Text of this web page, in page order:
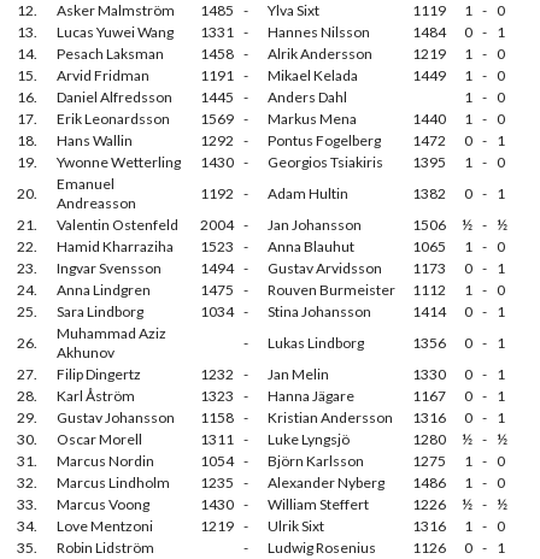
12.
Asker Malmström 1485 - Ylva Sixt 1119 1 - 0
13.
Lucas Yuwei Wang 1331 - Hannes Nilsson 1484 0 - 1
14.
Pesach Laksman 1458 - Alrik Andersson 1219 1 - 0
15.
Arvid Fridman 1191 - Mikael Kelada 1449 1 - 0
16.
Daniel Alfredsson 1445 - Anders Dahl 1 - 0
17.
Erik Leonardsson 1569 - Markus Mena 1440 1 - 0
18.
Hans Wallin 1292 - Pontus Fogelberg 1472 0 - 1
19.
Ywonne Wetterling 1430 - Georgios Tsiakiris 1395 1 - 0
20.
Emanuel
Andreasson
1192 - Adam Hultin 1382 0 - 1
21.
Valentin Ostenfeld 2004 - Jan Johansson 1506 ½ - ½
22.
Hamid Kharraziha 1523 - Anna Blauhut 1065 1 - 0
23.
Ingvar Svensson 1494 - Gustav Arvidsson 1173 0 - 1
24.
Anna Lindgren 1475 - Rouven Burmeister 1112 1 - 0
25.
Sara Lindborg 1034 - Stina Johansson 1414 0 - 1
26.
Muhammad Aziz
Akhunov
- Lukas Lindborg 1356 0 - 1
27.
Filip Dingertz 1232 - Jan Melin 1330 0 - 1
28.
Karl Åström 1323 - Hanna Jägare 1167 0 - 1
29.
Gustav Johansson 1158 - Kristian Andersson 1316 0 - 1
30.
Oscar Morell 1311 - Luke Lyngsjö 1280 ½ - ½
31.
Marcus Nordin 1054 - Björn Karlsson 1275 1 - 0
32.
Marcus Lindholm 1235 - Alexander Nyberg 1486 1 - 0
33.
Marcus Voong 1430 - William Steffert 1226 ½ - ½
34.
Love Mentzoni 1219 - Ulrik Sixt 1316 1 - 0
35.
Robin Lidström - Ludwig Rosenius 1126 0 - 1